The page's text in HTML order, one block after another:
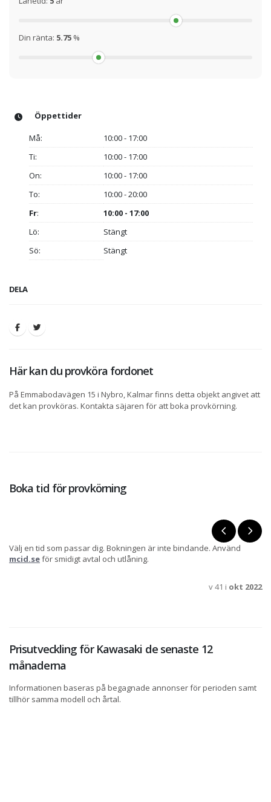
Din ränta: 5.75 %
Öppettider
Må:
10:00 - 17:00
Ti:
10:00 - 17:00
On:
10:00 - 17:00
To:
10:00 - 20:00
Fr:
10:00 - 17:00
Lö:
Stängt
Sö:
Stängt
DELA
Här kan du provköra fordonet
På Emmabodavägen 15 i Nybro, Kalmar finns detta objekt angivet att
det kan provköras. Kontakta säjaren för att boka provkörning.
Boka tid för provkörning
Välj en tid som passar dig. Bokningen är inte bindande. Använd
mcid.seför smidigt avtal och utlåning.
v 41 i okt 2022
Prisutveckling för Kawasaki de senaste 12
månaderna
Informationen baseras på begagnade annonser för perioden samt
tillhör samma modell och årtal.